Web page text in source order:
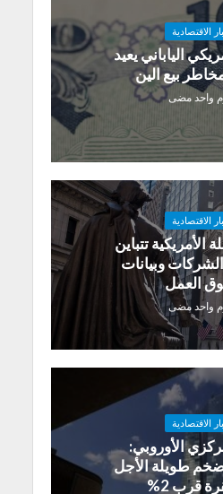
الاقتصادية
الياباني يعيد
بيع الين
واحد مضى
الاقتصادية
الأمريكية تتباين
وبيانات
العمل
واحد مضى
الاقتصادية
الأوروبي:
طويلة الأجل
قرب 2%